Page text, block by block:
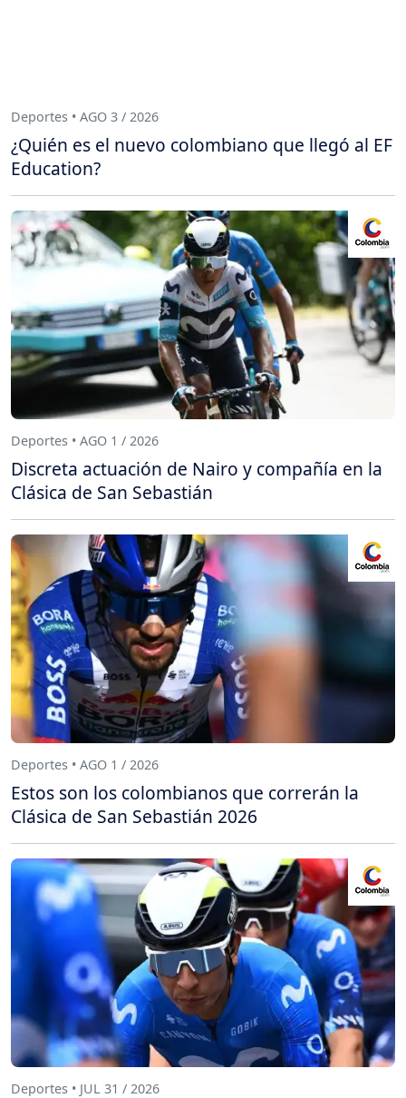
Deportes • AGO 3 / 2026
¿Quién es el nuevo colombiano que llegó al EF
Education?
Deportes • AGO 1 / 2026
Discreta actuación de Nairo y compañía en la
Clásica de San Sebastián
Deportes • AGO 1 / 2026
Estos son los colombianos que correrán la
Clásica de San Sebastián 2026
Deportes • JUL 31 / 2026